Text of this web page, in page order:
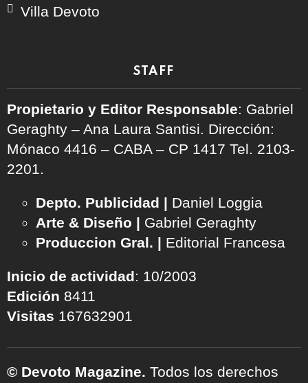
Villa Devoto
STAFF
Propietario y Editor Responsable: Gabriel
Geraghty – Ana Laura Santisi. Dirección:
Mónaco 4416 – CABA – CP 1417 Tel. 2103-
2201.
Depto. Publicidad | Daniel Loggia
Arte & Diseño | Gabriel Geraghty
Produccion Gral. | Editorial Francesa
Inicio de actividad: 10/2003
Edición 8411
Visitas 167632901
© Devoto Magazine. Todos los derechos